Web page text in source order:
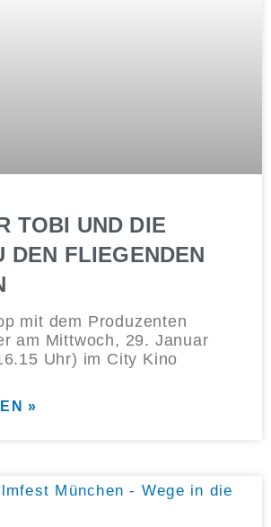
TOBI UND DIE
DEN FLIEGENDEN
mit dem Produzenten
am Mittwoch, 29. Januar
Uhr) im City Kino
»